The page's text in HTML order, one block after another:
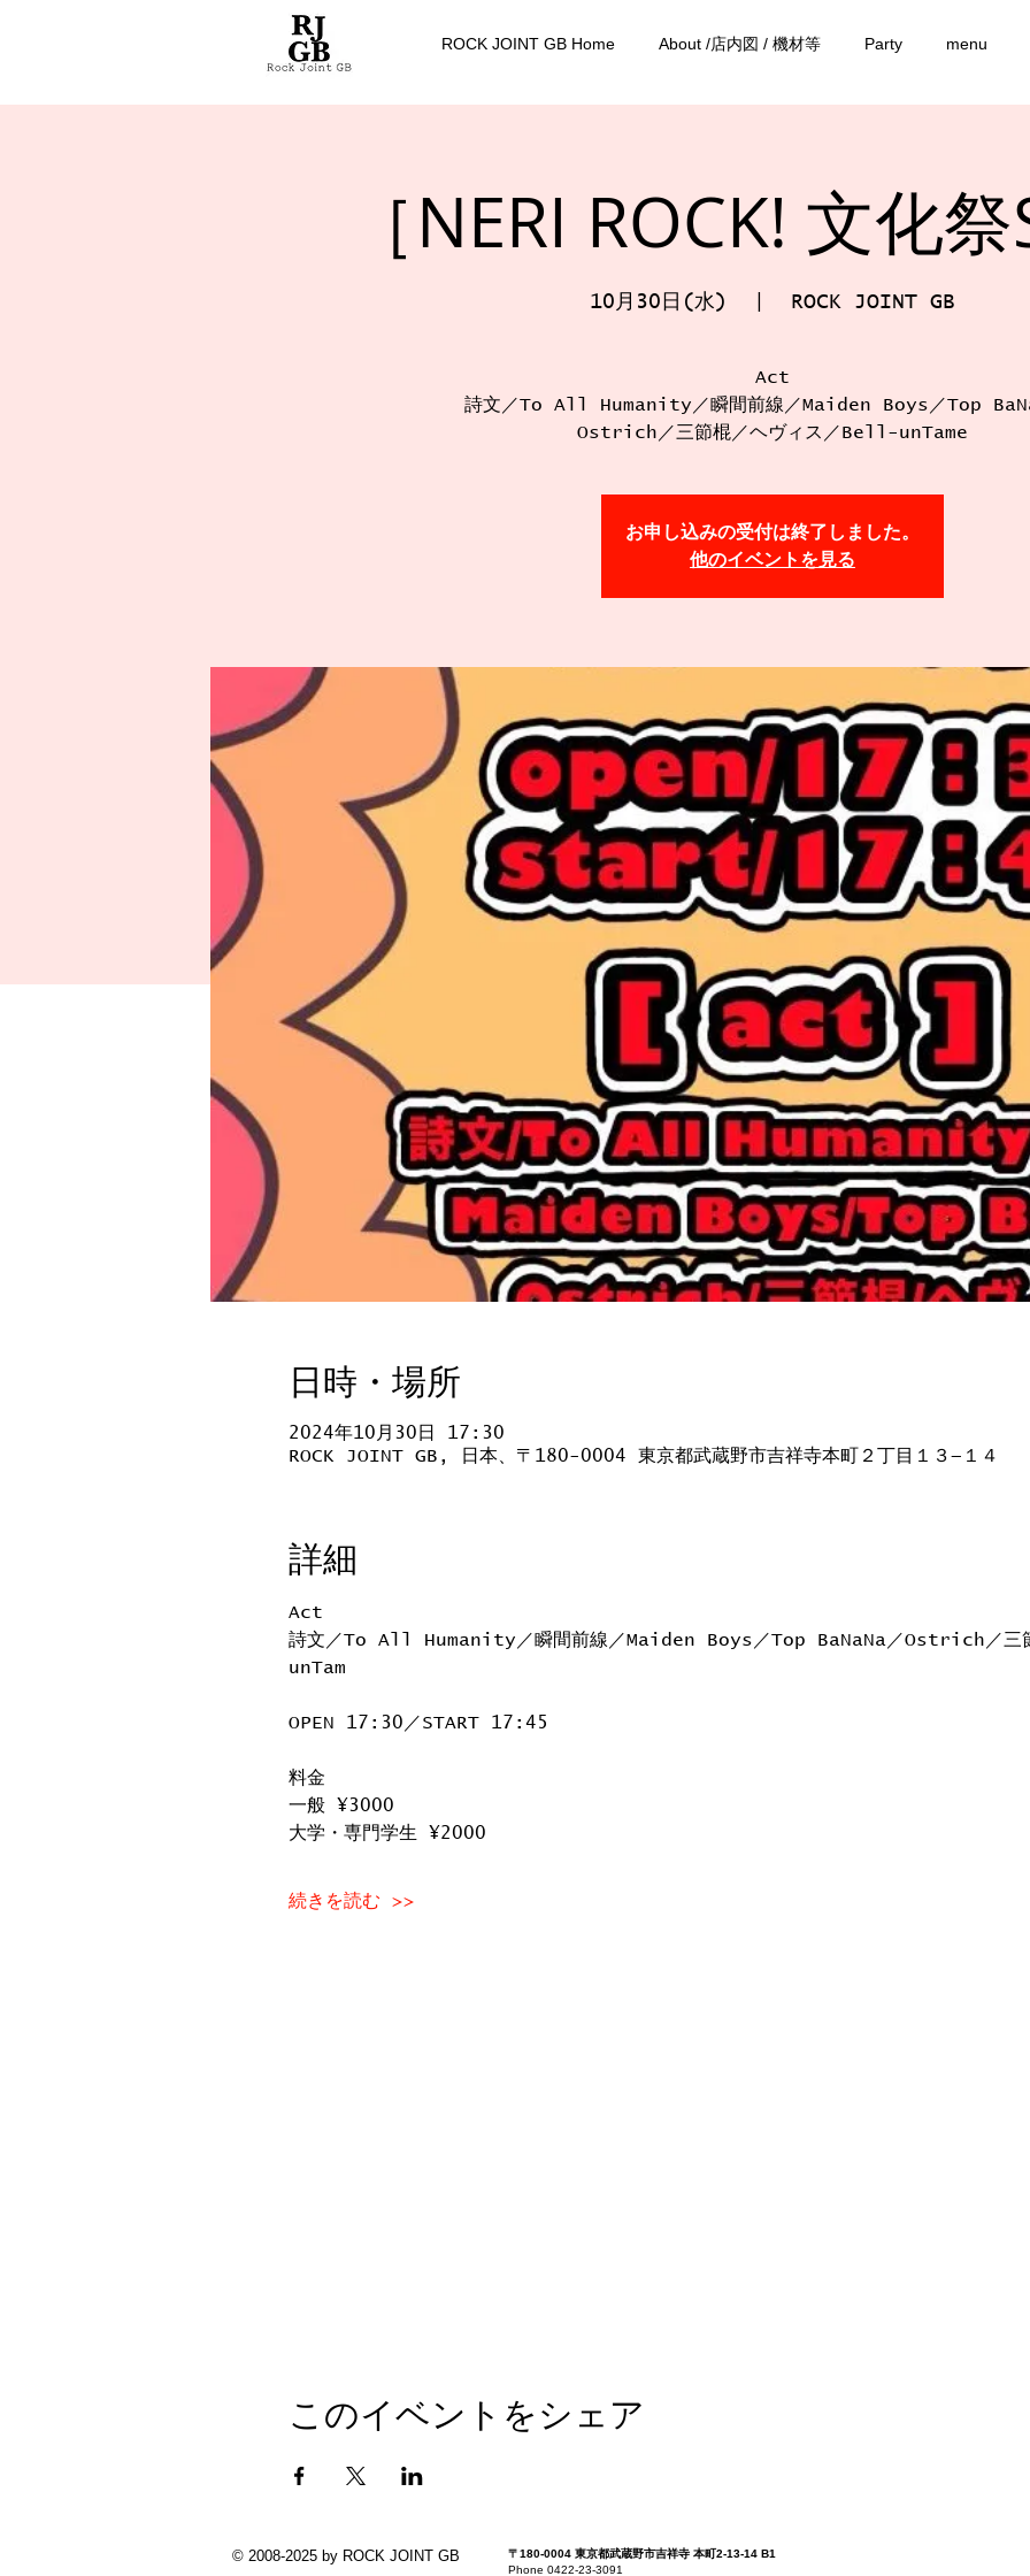
ROCK JOINT GB Home About /店内図 / 機材等 Party menu
［NERI ROCK! 文化祭
10月30日(水) ROCK JOINT GB
Act
詩文／To All Humanity／瞬間前線／Maiden Boys／Top
お申し込みの受付は終了しました。
他のイベントを見る
日時・場所
2024年10月30日 17:30
ROCK JOINT GB, 日本、〒180-0004 東京都武蔵野市吉祥寺本町２丁目１３−１４
詳細
Act
詩文／To All Humanity／瞬間前線／Maiden Boys／Top BaNaNa／Ostrich／三
unTam
OPEN 17:30／START 17:45
料金
一般 ¥3000
大学・専門学生 ¥2000
続きを読む >>
このイベントをシェア
© 2008-2025 by ROCK JOINT GB
〒180-0004 東京都武蔵野市吉祥寺 本町2-13-14 B1
Phone 0422-23-3091